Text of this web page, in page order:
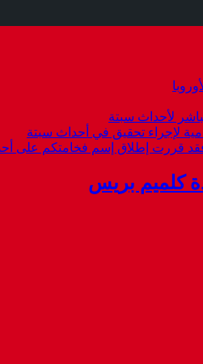
لأحداث سبتة
لإجراء تحقيق في أحداث سبتة
قررت إطلاق إسم فخامتكم على
كلميم بريس